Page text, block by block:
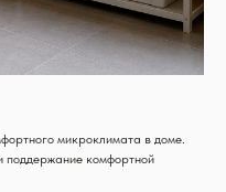
микроклимата в доме.
поддержание комфортной